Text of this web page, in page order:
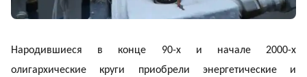
Народившиеся в конце 90-х и начале 2000-х
олигархические круги приобрели энергетические и